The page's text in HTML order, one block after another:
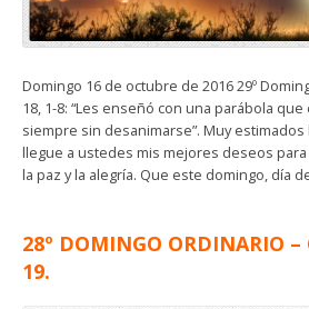
Domingo 16 de octubre de 2016 29º
18, 1-8: “Les enseñó con una parábola
siempre sin desanimarse”. Muy
llegue a ustedes mis mejores deseos
la paz y la alegría. Que este domingo, día
28º DOMINGO ORDINARIO –
19.